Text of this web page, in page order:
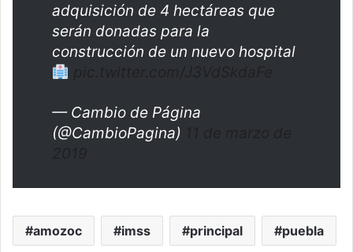
adquisición de 4 hectáreas que
serán donadas para la
construcción de un nuevo hospital
— Cambio de Página
(@CambioPagina)
amozoc imss principal puebla